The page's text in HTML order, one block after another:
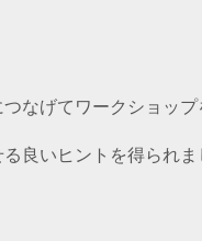
なげてワークショップを
良いヒントを得られまし